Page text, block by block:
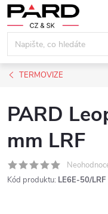
Přejít
na
obsah
TERMOVIZE
PARD
mm LRF
Kód produktu: LE6E-50/LRF